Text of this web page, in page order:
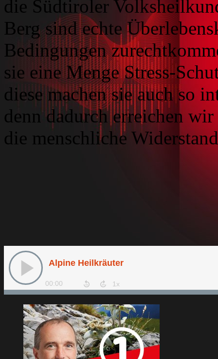
die Südtiroler
Berg sind echte
Bedingungen
sie eine Menge Stress-
diese machen sie auch so
denn dadurch erreichen
die menschliche